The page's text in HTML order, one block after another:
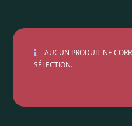
AUCUN PRODUIT NE
SÉLECTION.